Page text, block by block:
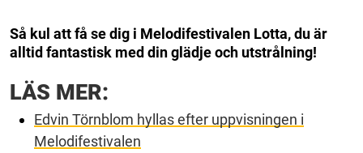
Så kul att få se dig i Melodifestivalen Lotta, du är
alltid fantastisk med din glädje och utstrålning!
LÄS MER:
Edvin Törnblom hyllas efter uppvisningen i
Melodifestivalen